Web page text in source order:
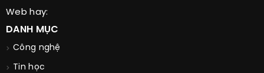
Web hay:
DANH MỤC
Công nghệ
Tin học